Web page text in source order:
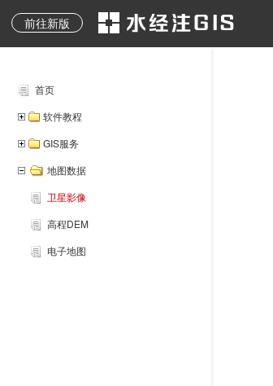
前往新版
地质图、专题图等其它
专业地图
地图下载
离线地图
水经注二维API
首页
软件教程
GIS服务
地图数据
卫星影像
高程DEM
电子地图